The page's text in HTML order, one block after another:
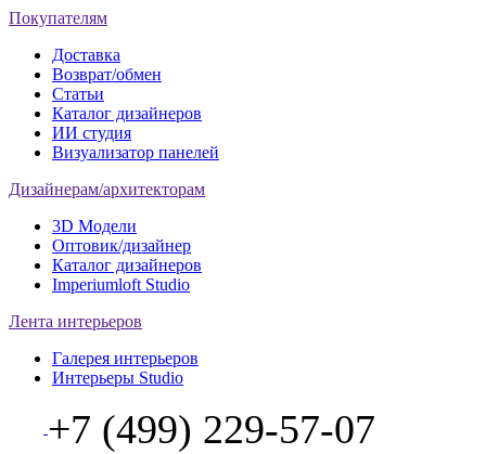
Покупателям
Доставка
Возврат/обмен
Статьи
Каталог дизайнеров
ИИ студия
Визуализатор панелей
Дизайнерам/архитекторам
3D Модели
Оптовик/дизайнер
Каталог дизайнеров
Imperiumloft Studio
Лента интерьеров
Галерея интерьеров
Интерьеры Studio
+7 (499) 229-57-07